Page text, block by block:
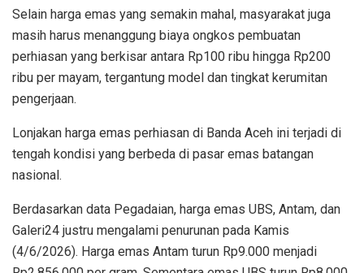
Selain harga emas yang semakin mahal, masyarakat juga
masih harus menanggung biaya ongkos pembuatan
perhiasan yang berkisar antara Rp100 ribu hingga Rp200
ribu per mayam, tergantung model dan tingkat kerumitan
pengerjaan.
Lonjakan harga emas perhiasan di Banda Aceh ini terjadi di
tengah kondisi yang berbeda di pasar emas batangan
nasional.
Berdasarkan data Pegadaian, harga emas UBS, Antam, dan
Galeri24 justru mengalami penurunan pada Kamis
(4/6/2026). Harga emas Antam turun Rp9.000 menjadi